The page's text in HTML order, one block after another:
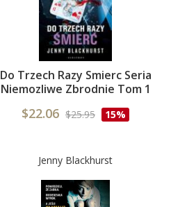
Do Trzech Razy Smierc Seria
Niemozliwe Zbrodnie Tom 1
$22.06 $25.95 15%
Jenny Blackhurst